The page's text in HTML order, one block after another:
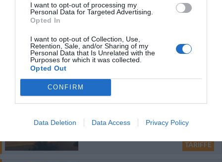
I want to opt-out of processing my
Personal Data for Targeted Advertising.
Opted In
I want to opt-out of Collection, Use,
Retention, Sale, and/or Sharing of my
Personal Data that Is Unrelated with the
Purposes for which it was collected.
Opted Out
CONFIRM
Data Deletion Data Access Privacy Policy
Questo hotel ha TARIFFE PRIVATE InItalia Club!
1.55 kmdal centro
Buono 7.1/10
Hotel National
1.55 km dal centro
TARIFFE